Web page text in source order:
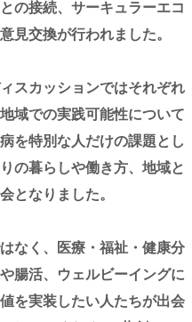
の接続、サーキュラーエコ
見交換が行われました。
スカッションではそれぞれ
域での実践可能性について
を特別な人だけの課題とし
の暮らしや働き方、地域と
となりました。
なく、医療・福祉・健康分
腸活、ウェルビーイングに
を実装したい人たちが出会